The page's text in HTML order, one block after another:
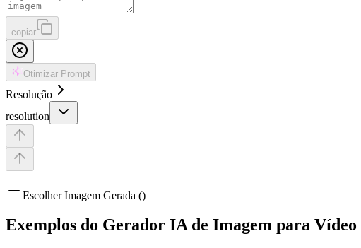
copiar
Otimizar Prompt
Resolução
resolution
Escolher Imagem Gerada ()
Exemplos do Gerador IA de Imagem para Vídeo